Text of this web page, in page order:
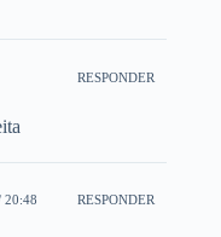
RESPONDER
20:48 RESPONDER